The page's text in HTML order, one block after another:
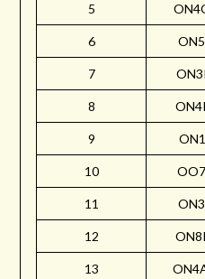
5
6
7
8
9
10
11
12
13